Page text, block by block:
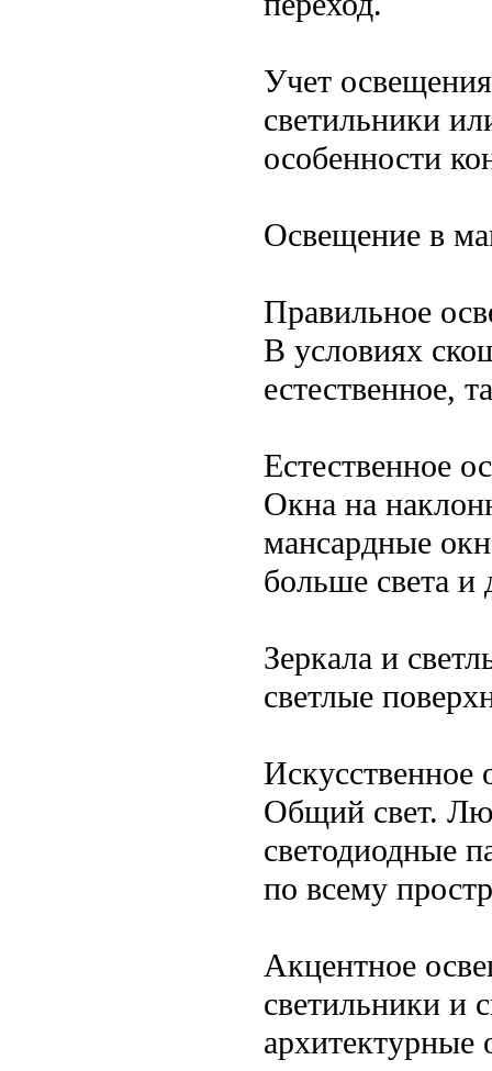
Учет
светильники
особенности
Освещение в
Правильное
В условиях
естественное,
Естественное
Окна на
мансардные
больше света и
Зеркала и
светлые
Искусственное
Общий свет.
светодиодные
по всему
Акцентное
светильники и
архитектурные